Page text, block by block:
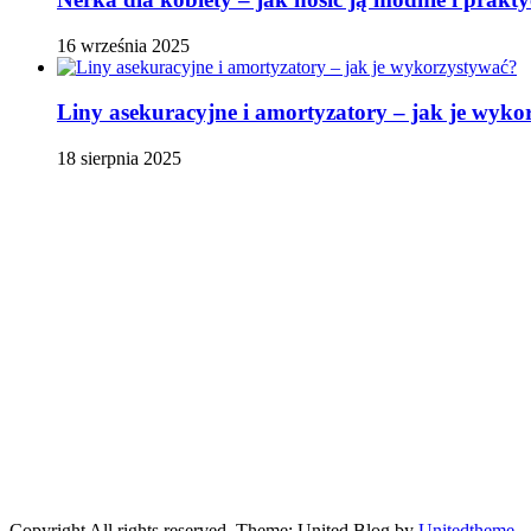
16 września 2025
Liny asekuracyjne i amortyzatory – jak je
18 sierpnia 2025